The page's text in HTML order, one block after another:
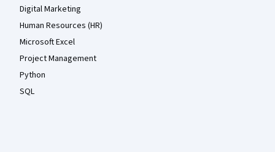
Digital Marketing
Human Resources (HR)
Microsoft Excel
Project Management
Python
SQL